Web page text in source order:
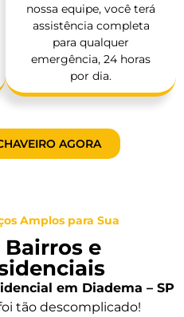
nossa equipe, você terá
assistência completa
para qualquer
emergência, 24 horas
por dia.
AGORA
Amplos para Sua
e
em Diadema – SP
tão descomplicado!